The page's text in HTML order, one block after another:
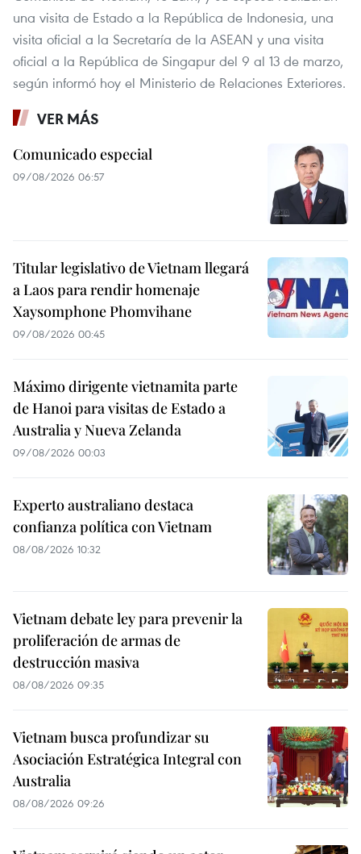
una visita de Estado a la República de Indonesia, una
visita oficial a la Secretaría de la ASEAN y una visita
oficial a la República de Singapur del 9 al 13 de marzo,
según informó hoy el Ministerio de Relaciones Exteriores.
VER MÁS
Comunicado especial
09/08/2026 06:57
Titular legislativo de Vietnam llegará
a Laos para rendir homenaje
Xaysomphone Phomvihane
09/08/2026 00:45
Máximo dirigente vietnamita parte
de Hanoi para visitas de Estado a
Australia y Nueva Zelanda
09/08/2026 00:03
Experto australiano destaca
confianza política con Vietnam
08/08/2026 10:32
Vietnam debate ley para prevenir la
proliferación de armas de
destrucción masiva
08/08/2026 09:35
Vietnam busca profundizar su
Asociación Estratégica Integral con
Australia
08/08/2026 09:26